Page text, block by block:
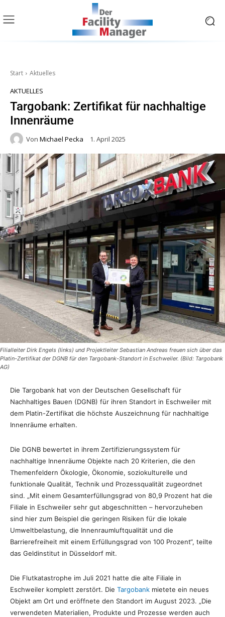
Start Aktuelles
AKTUELLES
Targobank: Zertifikat für nachhaltige
Innenräume
Von Michael Pecka 1. April 2025
Filialleiter Dirk Engels (links) und Projektleiter Sebastian Andreas freuen sich über das
Platin-Zertifikat der DGNB für den Targobank-Standort in Eschweiler. (Bild: Targobank
AG)
Die Targobank hat von der Deutschen Gesellschaft für
Nachhaltiges Bauen (DGNB) für ihren Standort in Eschweiler mit
dem Platin-Zertifikat die höchste Auszeichnung für nachhaltige
Innenräume erhalten.
Die DGNB bewertet in ihrem Zertifizierungssystem für
nachhaltige Innenräume Objekte nach 20 Kriterien, die den
Themenfeldern Ökologie, Ökonomie, soziokulturelle und
funktionale Qualität, Technik und Prozessqualität zugeordnet
sind. „Mit einem Gesamterfüllungsgrad von 80,9 Prozent hat die
Filiale in Eschweiler sehr gut abgeschnitten – hervorzuheben
sind hier zum Beispiel die geringen Risiken für die lokale
Umweltbelastung, die Innenraumluftqualität und die
Barrierefreiheit mit einem Erfüllungsgrad von 100 Prozent“, teilte
das Geldinstitut in Düsseldorf mit.
Die Flutkatastrophe im Juli 2021 hatte die alte Filiale in
Eschweiler komplett zerstört. Die Targobank mietete ein neues
Objekt am Ort und eröffnete den Standort im August 2023. „Die
verwendeten Materialien, Produkte und Prozesse werden auch